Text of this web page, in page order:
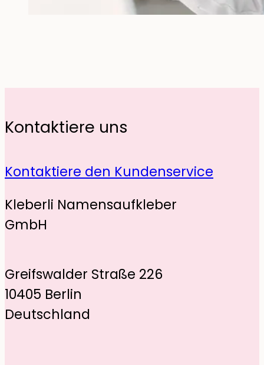
Kontaktiere uns
Kontaktiere den Kundenservice
Kleberli Namensaufkleber
GmbH
Greifswalder Straße 226
10405 Berlin
Deutschland